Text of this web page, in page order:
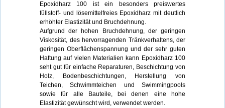
Epoxidharz 100 ist ein besonders preiswertes
füllstoff- und lösemittelfreies Epoxidharz mit deutlich
erhöhter Elastizität und Bruchdehnung.
Aufgrund der hohen Bruchdehnung, der geringen
Viskosität, des hervorragenden Tränkverhaltens, der
geringen Oberflächenspannung und der sehr guten
Haftung auf vielen Materialien kann Epoxidharz 100
seht gut für einfache Reparaturen, Beschichtung von
Holz, Bodenbeschichtungen, Herstellung von
Teichen, Schwimmteichen und Swimmingpools
sowie für alle Bauteile, bei denen eine hohe
Elastizität gewünscht wird, verwendet werden.